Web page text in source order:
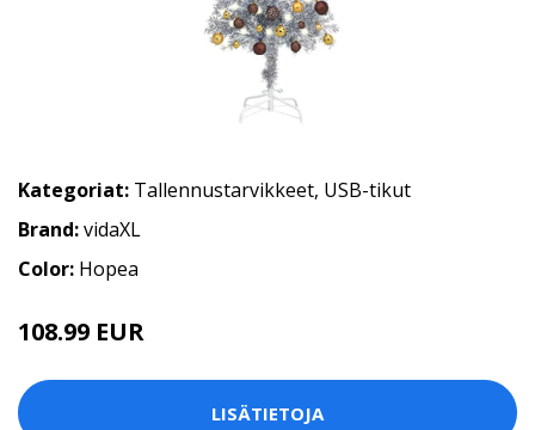
Kategoriat: Tallennustarvikkeet, USB-tikut
Brand:vidaXL
Color: Hopea
108.99 EUR
LISÄTIETOJA